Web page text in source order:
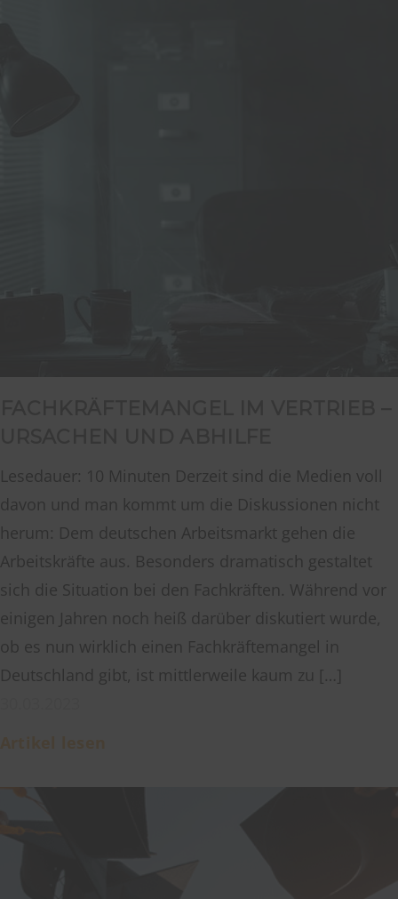
Lesedauer: 10 Minuten Derzeit sind die Medien voll
davon und man kommt um die Diskussionen nicht
herum: Dem deutschen Arbeitsmarkt gehen die
Arbeitskräfte aus. Besonders dramatisch gestaltet
sich die Situation bei den Fachkräften. Während vor
einigen Jahren noch heiß darüber diskutiert wurde,
ob es nun wirklich einen Fachkräftemangel in
Deutschland gibt, ist mittlerweile kaum zu […]